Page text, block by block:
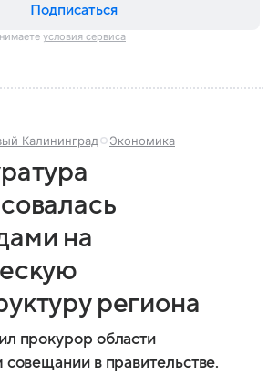
Подписаться
условия сервиса
Калининград Экономика
на
региона
прокурор области
совещании в правительстве.